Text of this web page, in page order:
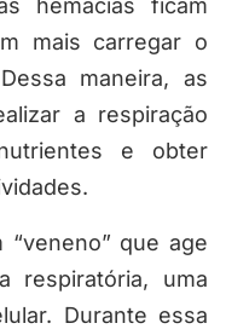
hemácias ficam
mais carregar o
maneira, as
a respiração
e obter
que age
respiratória, uma
Durante essa